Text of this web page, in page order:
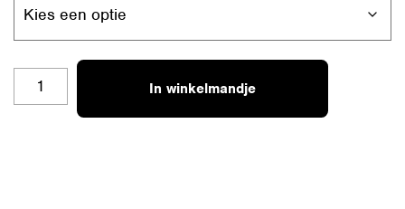
CROCHETADDICT
In winkelmandje